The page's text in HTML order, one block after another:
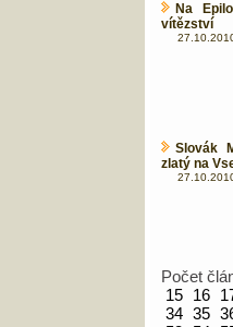
Na
vítězství
Slovák
zlatý na
Počet
15 16
34 35